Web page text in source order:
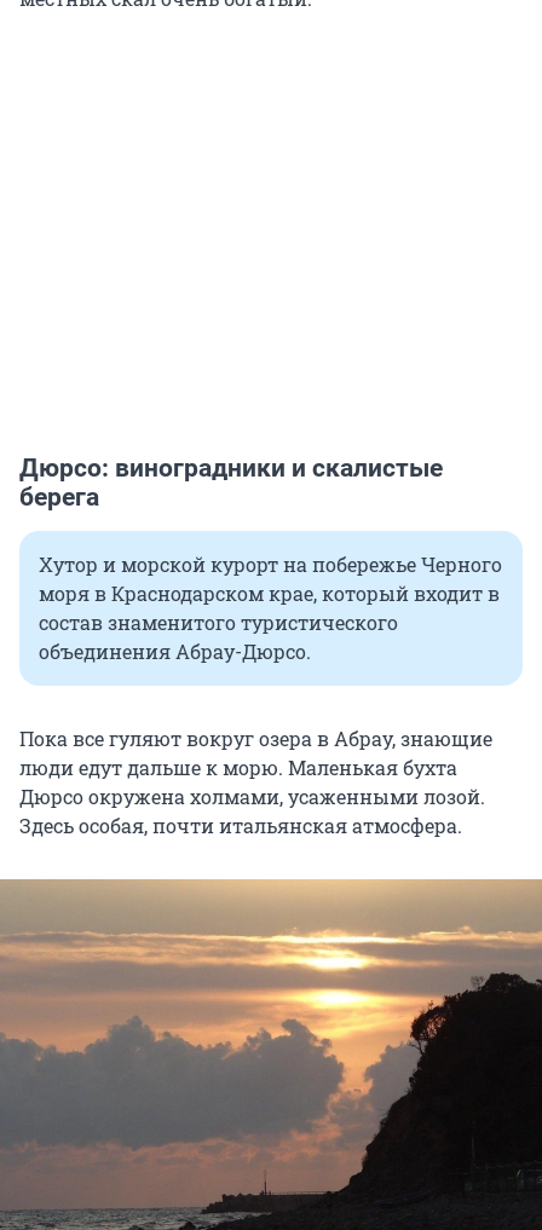
Дюрсо: виноградники и скалистые
берега
Хутор и морской курорт на побережье Черного
моря в Краснодарском крае, который входит в
состав знаменитого туристического
объединения Абрау-Дюрсо.
Пока все гуляют вокруг озера в Абрау, знающие
люди едут дальше к морю. Маленькая бухта
Дюрсо окружена холмами, усаженными лозой.
Здесь особая, почти итальянская атмосфера.